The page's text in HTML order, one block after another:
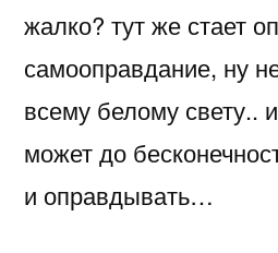
жалко? тут же стает
самооправдание, ну
всему белому свету..
может до
и оправдывать…